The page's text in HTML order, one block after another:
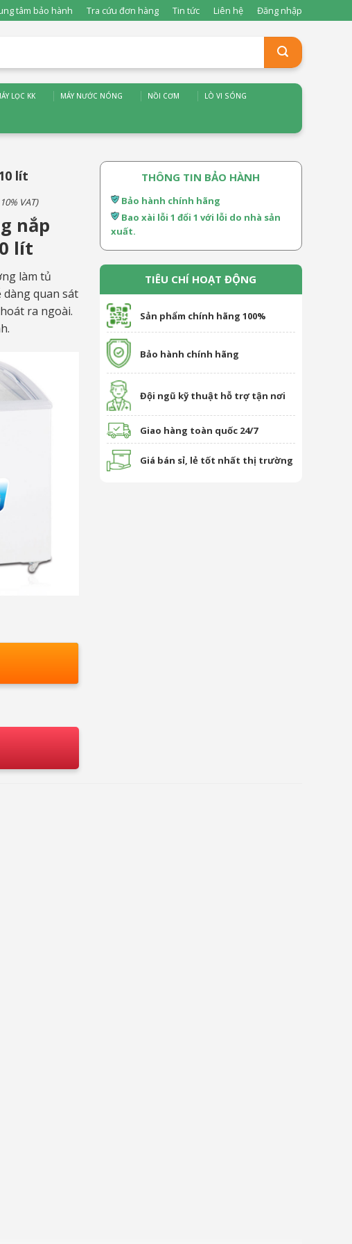
tâm bảo hành Tra cứu đơn hàng Tin tức Liên hệ Đăng nhập
LỌC KK MÁY NƯỚC NÓNG NỒI CƠM LÒ VI SÓNG
lít
VAT)
nắp
lít
làm tủ
quan sát
ra ngoài.
THÔNG TIN BẢO HÀNH
Bảo hành chính hãng
Bao xài lỗi 1 đổi 1 với lỗi do nhà sản
xuất.
TIÊU CHÍ HOẠT ĐỘNG
Sản phẩm chính hãng 100%
Bảo hành chính hãng
Đội ngũ kỹ thuật hỗ trợ tận nơi
Giao hàng toàn quốc 24/7
Giá bán sỉ, lẻ tốt nhất thị trường